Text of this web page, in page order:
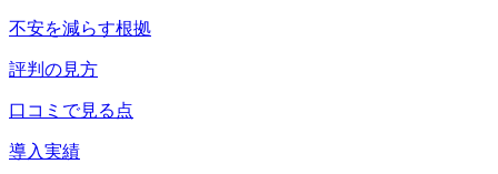
不安を減らす根拠
評判の見方
口コミで見る点
導入実績